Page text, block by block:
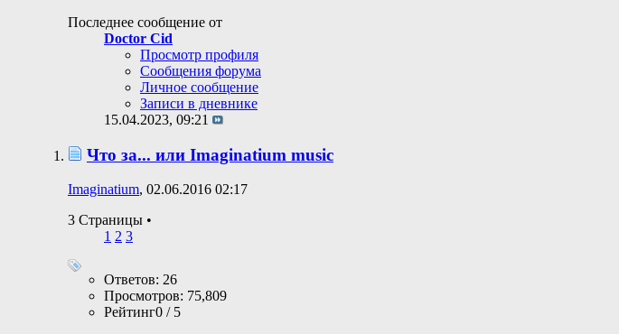
Последнее сообщение от
Doctor Cid
Просмотр профиля
Сообщения форума
Личное сообщение
Записи в дневнике
15.04.2023, 09:21
Что за... или Imaginatium music
Imaginatium, 02.06.2016 02:17
3 Страницы •
1 2 3
Ответов: 26
Просмотров: 75,809
Рейтинг0 / 5